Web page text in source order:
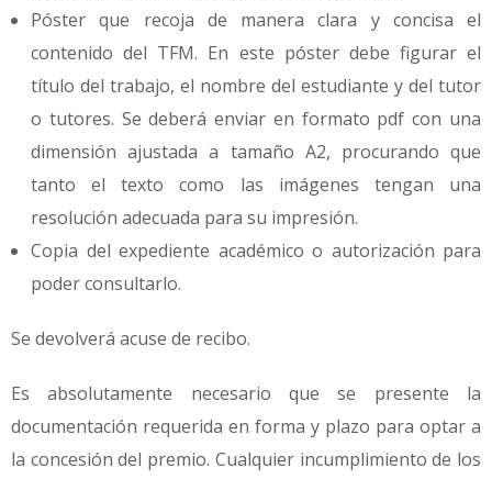
Póster que recoja de manera clara y concisa el
contenido del TFM. En este póster debe figurar el
título del trabajo, el nombre del estudiante y del tutor
o tutores. Se deberá enviar en formato pdf con una
dimensión ajustada a tamaño A2, procurando que
tanto el texto como las imágenes tengan una
resolución adecuada para su impresión.
Copia del expediente académico o autorización para
poder consultarlo.
Se devolverá acuse de recibo.
Es absolutamente necesario que se presente la
documentación requerida en forma y plazo para optar a
la concesión del premio. Cualquier incumplimiento de los